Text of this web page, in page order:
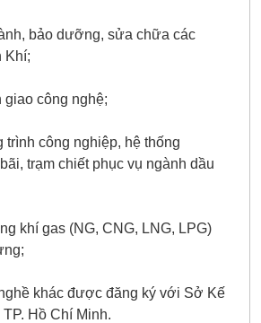
bảo dưỡng, sửa chữa các
Khí;
công nghệ;
trình công nghiệp, hệ thống
trạm chiết phục vụ ngành dầu
khí gas (NG, CNG, LNG, LPG)
khác được đăng ký với Sở Kế
Hồ Chí Minh.